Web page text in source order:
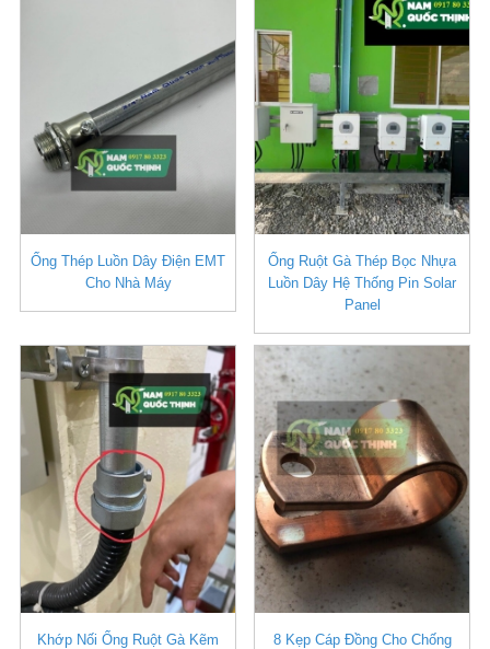
Ống Thép Luồn Dây Điện EMT
Cho Nhà Máy
Ống Ruột Gà Thép Bọc Nhựa
Luồn Dây Hệ Thống Pin Solar
Panel
Khớp Nối Ống Ruột Gà Kẽm
8 Kẹp Cáp Đồng Cho Chống